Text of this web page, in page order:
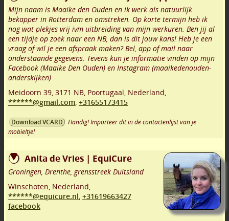
Mijn naam is Maaike den Ouden en ik werk als natuurlijk
bekapper in Rotterdam en omstreken. Op korte termijn heb ik
nog wat plekjes vrij ivm uitbreiding van mijn werkuren. Ben jij al
een tijdje op zoek naar een NB, dan is dit jouw kans! Heb je een
vraag of wil je een afspraak maken? Bel, app of mail naar
onderstaande gegevens. Tevens kun je informatie vinden op mijn
Facebook (Maaike Den Ouden) en Instagram (maaikedenouden-
anderskijken)
Meidoorn 39, 3171 NB, Poortugaal, Nederland,
******@gmail.com, +31655173415
Download VCARD
Handig! Importeer dit in de contactenlijst van je
mobieltje!
Anita de Vries | EquiCure
Groningen, Drenthe, grensstreek Duitsland
Winschoten, Nederland,
******@equicure.nl, +31619663427
facebook